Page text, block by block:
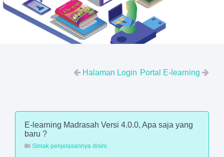
Halaman Login Portal E-learning
E-learning Madrasah Versi 4.0.0, Apa saja yang
baru ?
Simak penjelasannya disini